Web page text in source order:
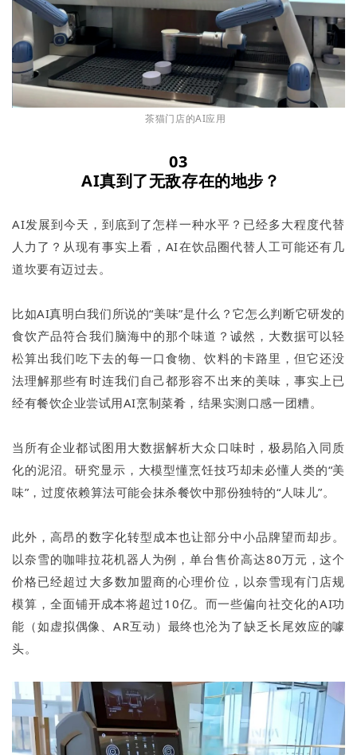
茶猫门店的AI应用
03
AI真到了无敌存在的地步？
AI发展到今天，到底到了怎样一种水平？已经多大程度代替
人力了？从现有事实上看，AI在饮品圈代替人工可能还有几
道坎要有迈过去。
比如AI真明白我们所说的“美味”是什么？它怎么判断它研发的
食饮产品符合我们脑海中的那个味道？诚然，大数据可以轻
松算出我们吃下去的每一口食物、饮料的卡路里，但它还没
法理解那些有时连我们自己都形容不出来的美味，事实上已
经有餐饮企业尝试用AI烹制菜肴，结果实测口感一团糟。
当所有企业都试图用大数据解析大众口味时，极易陷入同质
化的泥沼。研究显示，大模型懂烹饪技巧却未必懂人类的“美
味”，过度依赖算法可能会抹杀餐饮中那份独特的“人味儿”。
此外，高昂的数字化转型成本也让部分中小品牌望而却步。
以奈雪的咖啡拉花机器人为例，单台售价高达80万元，这个
价格已经超过大多数加盟商的心理价位，以奈雪现有门店规
模算，全面铺开成本将超过10亿。而一些偏向社交化的AI功
能（如虚拟偶像、AR互动）最终也沦为了缺乏长尾效应的噱
头。